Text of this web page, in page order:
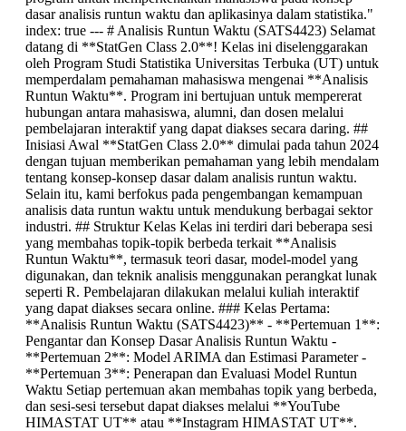
dasar analisis runtun waktu dan aplikasinya dalam statistika."
index: true --- # Analisis Runtun Waktu (SATS4423) Selamat
datang di **StatGen Class 2.0**! Kelas ini diselenggarakan
oleh Program Studi Statistika Universitas Terbuka (UT) untuk
memperdalam pemahaman mahasiswa mengenai **Analisis
Runtun Waktu**. Program ini bertujuan untuk mempererat
hubungan antara mahasiswa, alumni, dan dosen melalui
pembelajaran interaktif yang dapat diakses secara daring. ##
Inisiasi Awal **StatGen Class 2.0** dimulai pada tahun 2024
dengan tujuan memberikan pemahaman yang lebih mendalam
tentang konsep-konsep dasar dalam analisis runtun waktu.
Selain itu, kami berfokus pada pengembangan kemampuan
analisis data runtun waktu untuk mendukung berbagai sektor
industri. ## Struktur Kelas Kelas ini terdiri dari beberapa sesi
yang membahas topik-topik berbeda terkait **Analisis
Runtun Waktu**, termasuk teori dasar, model-model yang
digunakan, dan teknik analisis menggunakan perangkat lunak
seperti R. Pembelajaran dilakukan melalui kuliah interaktif
yang dapat diakses secara online. ### Kelas Pertama:
**Analisis Runtun Waktu (SATS4423)** - **Pertemuan 1**:
Pengantar dan Konsep Dasar Analisis Runtun Waktu -
**Pertemuan 2**: Model ARIMA dan Estimasi Parameter -
**Pertemuan 3**: Penerapan dan Evaluasi Model Runtun
Waktu Setiap pertemuan akan membahas topik yang berbeda,
dan sesi-sesi tersebut dapat diakses melalui **YouTube
HIMASTAT UT** atau **Instagram HIMASTAT UT**.